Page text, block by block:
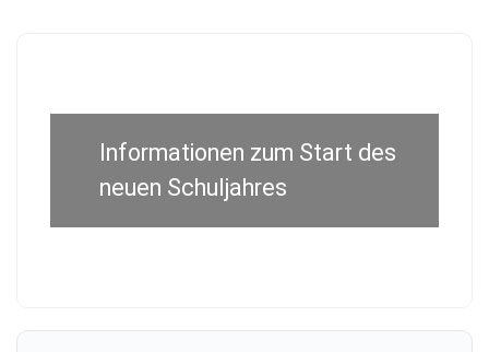
Informationen zum Start des
neuen Schuljahres